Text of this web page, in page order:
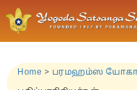
Home > பரமஹம்ஸ